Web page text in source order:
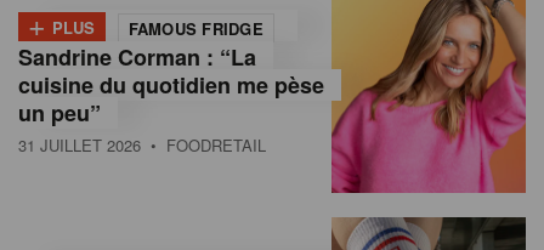
+ PLUS FAMOUS FRIDGE
Sandrine Corman : “La
cuisine du quotidien me pèse
un peu”
31 JUILLET 2026 • FOODRETAIL